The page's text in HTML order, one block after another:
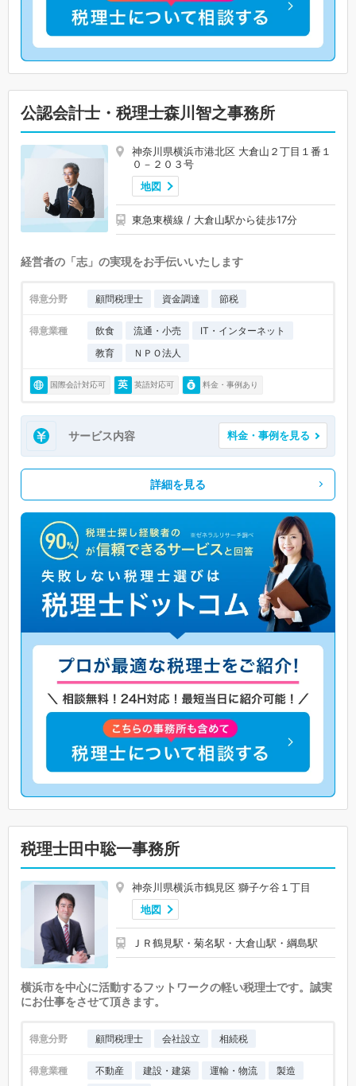
公認会計士・税理士森川智之事務所
神奈川県横浜市港北区 大倉山２丁目１番１
０－２０３号
地図
東急東横線 / 大倉山駅から徒歩17分
経営者の「志」の実現をお手伝いいたします
得意分野 顧問税理士 資金調達 節税
得意業種 飲食 流通・小売
IT・インターネット
教育
ＮＰＯ法人
国際会計対応可 英語対応可 料金・事例あり
サービス内容 料金・事例を見る
詳細を見る
税理士田中聡一事務所
神奈川県横浜市鶴見区 獅子ケ谷１丁目
地図
ＪＲ鶴見駅・菊名駅・大倉山駅・綱島駅
横浜市を中心に活動するフットワークの軽い税理士です。誠実
にお仕事をさせて頂きます。
得意分野 顧問税理士 会社設立 相続税
得意業種 不動産 建設・建築 運輸・物流
製造